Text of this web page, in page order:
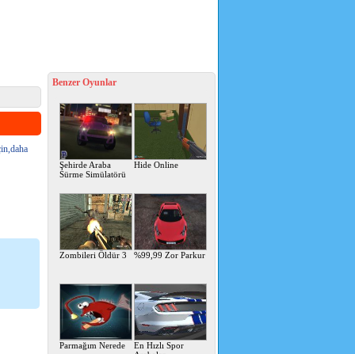
Benzer Oyunlar
Şehirde Araba
Sürme Simülatörü
Hide Online
Zombileri Öldür 3 %99,99 Zor Parkur
Parmağım Nerede
En Hızlı Spor